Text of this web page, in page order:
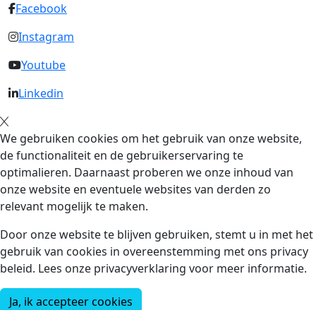
Facebook
Instagram
Youtube
Linkedin
We gebruiken cookies om het gebruik van onze website,
de functionaliteit en de gebruikerservaring te
optimalieren. Daarnaast proberen we onze inhoud van
onze website en eventuele websites van derden zo
relevant mogelijk te maken.
Door onze website te blijven gebruiken, stemt u in met het
gebruik van cookies in overeenstemming met ons privacy
beleid. Lees onze privacyverklaring voor meer informatie.
Ja, ik accepteer cookies